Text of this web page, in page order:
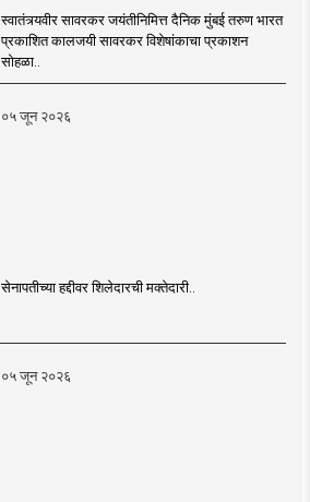
स्वातंत्र्यवीर सावरकर जयंतीनिमित्त दैनिक मुंबई तरुण भारत
प्रकाशित कालजयी सावरकर विशेषांकाचा प्रकाशन
सोहळा..
०५ जून २०२६
सेनापतीच्या हद्दीवर शिलेदारची मक्तेदारी..
०५ जून २०२६